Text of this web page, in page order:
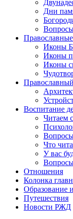
Дни
Иконы
Иконы
Иконы
Воспитание
Читаем
Что
У вас
Отношения
Колонка
Образование
Путешествия
Новости РЖД